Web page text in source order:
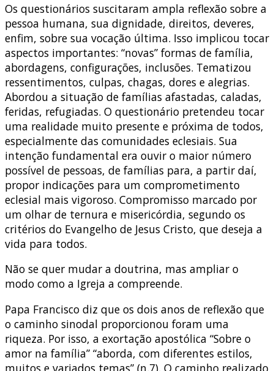
Os questionários suscitaram ampla reflexão sobre a
pessoa humana, sua dignidade, direitos, deveres,
enfim, sobre sua vocação última. Isso implicou tocar
aspectos importantes: “novas” formas de família,
abordagens, configurações, inclusões. Tematizou
ressentimentos, culpas, chagas, dores e alegrias.
Abordou a situação de famílias afastadas, caladas,
feridas, refugiadas. O questionário pretendeu tocar
uma realidade muito presente e próxima de todos,
especialmente das comunidades eclesiais. Sua
intenção fundamental era ouvir o maior número
possível de pessoas, de famílias para, a partir daí,
propor indicações para um comprometimento
eclesial mais vigoroso. Compromisso marcado por
um olhar de ternura e misericórdia, segundo os
critérios do Evangelho de Jesus Cristo, que deseja a
vida para todos.
Não se quer mudar a doutrina, mas ampliar o
modo como a Igreja a compreende.
Papa Francisco diz que os dois anos de reflexão que
o caminho sinodal proporcionou foram uma
riqueza. Por isso, a exortação apostólica “Sobre o
amor na família” “aborda, com diferentes estilos,
muitos e variados temas” (n.7). O caminho realizado